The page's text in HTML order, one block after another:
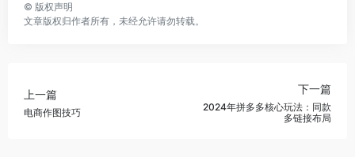
© 版权声明
文章版权归作者所有，未经允许请勿转载。
上一篇
电商作图技巧
下一篇
2024年拼多多核心玩法：同款
多链接布局